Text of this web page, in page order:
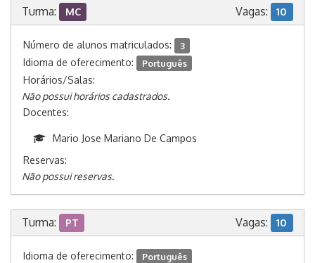
Turma: MC Vagas: 10
Número de alunos matriculados: 3
Idioma de oferecimento: Português
Horários/Salas:
Não possui horários cadastrados.
Docentes:
Mario Jose Mariano De Campos
Reservas:
Não possui reservas.
Turma: PT Vagas: 10
Idioma de oferecimento: Português